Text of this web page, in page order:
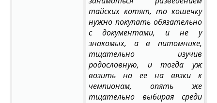
тайских котят, то кошечку
нужно покупать обязательно
с документами, и не у
знакомых, а в питомнике,
тщательно изучив
родословную, и тогда уж
возить на ее на вязки к
чемпионам, опять же
тщательно выбирая среди